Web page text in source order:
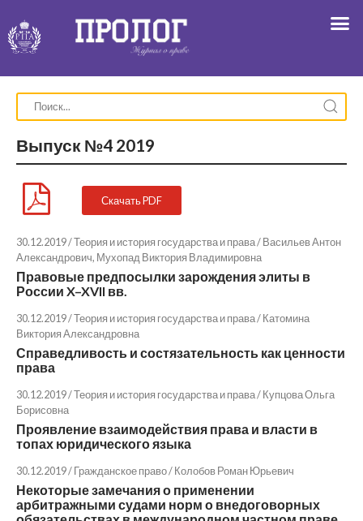
Выпуск №4 2019
Скачать PDF
30.12.2019 / Теория и история государства и права /Васильев Антон
Александрович, Мухопад Виктория Владимировна
Правовые предпосылки зарождения элиты в
России X–XVII вв.
30.12.2019 / Теория и история государства и права /Катомина
Виктория Александровна
Справедливость и состязательность как ценности
права
30.12.2019 / Теория и история государства и права /Купцова Ольга
Борисовна
Проявление взаимодействия права и власти в
топах юридического языка
30.12.2019 / Гражданское право /Колобов Роман Юрьевич
Некоторые замечания о применении
арбитражными судами норм о внедоговорных